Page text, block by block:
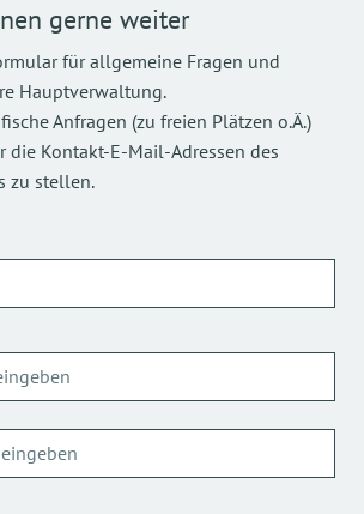
gerne weiter
für allgemeine Fragen und
Hauptverwaltung.
Anfragen (zu freien Plätzen o.Ä.)
die Kontakt-E-Mail-Adressen des
zu stellen.